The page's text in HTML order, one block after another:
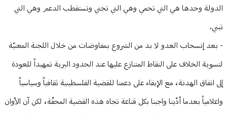
الدولة وحدها هي التي تحمي وهي التي تجني وتستقطب الدعم وهي التي
تبني.
- بعد إنسحاب العدو لا بد من الشروع بمفاوضات من خلال اللجنة المعنيّة
لتسوية الخلاف على النقاط المتنازع عليها عند الحدود البرية تمهيداً للعودة
إلى اتفاق الهدنة، مع الإبقاء على دعمنا للقضية الفلسطينية ثقافياً وسياسياً
واعلامياً بعدما أدّينا واجبنا بكل قناعة تجاه هذه القضية المحقّة، لكن آن الأوان